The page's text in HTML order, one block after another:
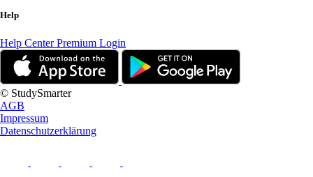
Help
Help CenterPremium Login
© StudySmarter
AGB
Impressum
Datenschutzerklärung